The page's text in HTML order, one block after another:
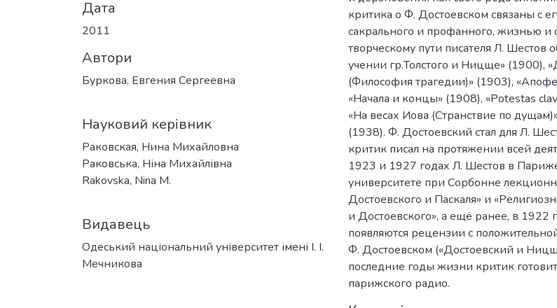
Дата
2011
Автори
Буркова, Евгения Сергеевна
Науковий керівник
Раковская, Нина Михайловна
Раковська, Ніна Михайлівна
Rakovska, Nina M.
Видавець
Одеський національний університет імені І. І.
Мечникова
критика о Ф. Достоевском связаны с
сакрального и профанного, жизнью
творческому пути писателя Л. Шестов
учении гр.Толстого и Ницще» (1900),
(Философия трагедии)» (1903),
«Начала и концы» (1908), «Potestas
«На весах Иова (Странствие по
(1938). Ф. Достоевский стал для Л.
критик писал на протяжении всей
1923 и 1927 годах Л. Шестов в
университете при Сорбонне
Достоевского и Паскаля» и
и Достоевского», а ещё ранее, в 1922
появляются рецензии с
Ф. Достоевском («Достоевский и
последние годы жизни критик
парижского радио.